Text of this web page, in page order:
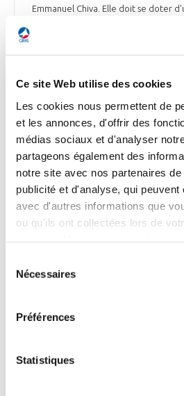
Ce site Web utilise des cookies
Les cookies nous permettent de
et les annonces, d'offrir des
médias sociaux et d'analyser
partageons également des
notre site avec nos partenaires
publicité et d'analyse, qui
avec d'autres informations que
ou qu'ils ont collectées lors de
Nécessaires
Préférences
Statistiques
Emmanuel Chiva. Elle doit se doter
procédures d'achat, les
Les Echos du 31 janvier 2025
EMPLOI
Air France Industries
Fort de 7 600 experts, Air France
de 200 avions de la flotte Air France,
préventive, curative et prédictive,
navigabilité de la flotte. Le groupe